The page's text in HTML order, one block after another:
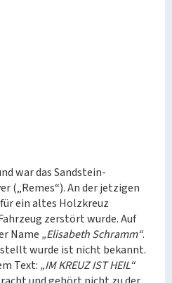
war das Sandstein-
(„Remes“). An der jetzigen
ein altes Holzkreuz
zerstört wurde. Auf
Name „Elisabeth Schramm“.
wurde ist nicht bekannt.
Text: „IM KREUZ IST HEIL“